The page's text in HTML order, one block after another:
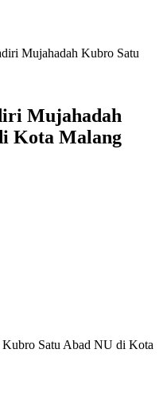
Mujahadah Kubro Satu
Mujahadah
Kota Malang
Satu Abad NU di Kota